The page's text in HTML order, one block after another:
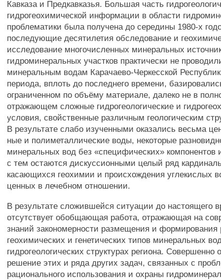
Кавказа и Предкавказья. Большая часть
гидрогеохимической информации в области
проблематики была получена до середины 1980-х
последующие десятилетия обследование и
исследование многочисленных минеральных
гидроминеральных участков практически не
минеральным водам Карачаево-Черкесской
периода, вплоть до последнего времени,
ограниченном по объёму материале, далеко не в
отражающем сложные гидрогеологические и
условия, свойственные различным геологическим
В результате слабо изученными оказались весьма
ные и полиметаллические воды, некоторые
минеральных вод без «специфических» компонентов
с тем остаются дискуссионными целый ряд
касающихся геохимии и происхождения углекислых
ценных в лечебном отношении.
В результате сложившейся ситуации до настоящего
отсутствует обобщающая работа, отражающая на
знаний закономерности размещения и формирования
геохимических и генетических типов минеральных
гидрогеологических структурах региона. Совершенно
решение этих и ряда других задач, связанных с
рационального использования и охраны